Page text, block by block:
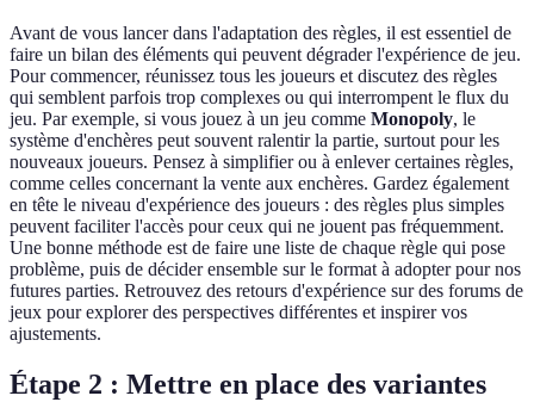
Avant de vous lancer dans l'adaptation des règles, il est essentiel de
faire un bilan des éléments qui peuvent dégrader l'expérience de jeu.
Pour commencer, réunissez tous les joueurs et discutez des règles
qui semblent parfois trop complexes ou qui interrompent le flux du
jeu. Par exemple, si vous jouez à un jeu comme Monopoly, le
système d'enchères peut souvent ralentir la partie, surtout pour les
nouveaux joueurs. Pensez à simplifier ou à enlever certaines règles,
comme celles concernant la vente aux enchères. Gardez également
en tête le niveau d'expérience des joueurs : des règles plus simples
peuvent faciliter l'accès pour ceux qui ne jouent pas fréquemment.
Une bonne méthode est de faire une liste de chaque règle qui pose
problème, puis de décider ensemble sur le format à adopter pour nos
futures parties. Retrouvez des retours d'expérience sur des forums de
jeux pour explorer des perspectives différentes et inspirer vos
ajustements.
Étape 2 : Mettre en place des variantes